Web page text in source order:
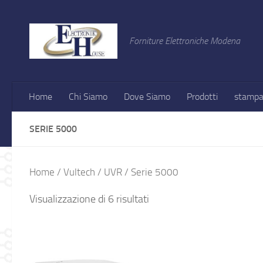
Forniture Elettroniche Modena
Home Chi Siamo Dove Siamo Prodotti
SERIE 5000
Home / Vultech / UVR / Serie 5000
Visualizzazione di 6 risultati